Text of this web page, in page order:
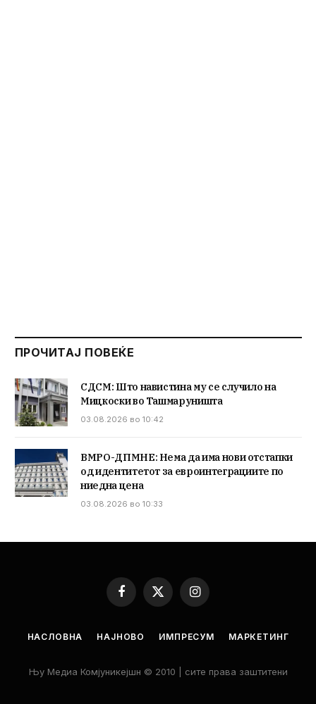
ПРОЧИТАЈ ПОВЕЌЕ
СДСМ: Што навистина му се случило на
Мицкоски во Ташмаруништа
03.08.2026 во 10:42
ВМРО-ДПМНЕ: Нема да има нови отстапки
од идентитетот за евроинтеграциите по
ниедна цена
03.08.2026 во 10:33
Facebook
X
Instagram
НАСЛОВНА НАЈНОВО ИМПРЕСУМ МАРКЕТИНГ
Њу Медиа Комјуникејшн © 2010 | сите права заштитени